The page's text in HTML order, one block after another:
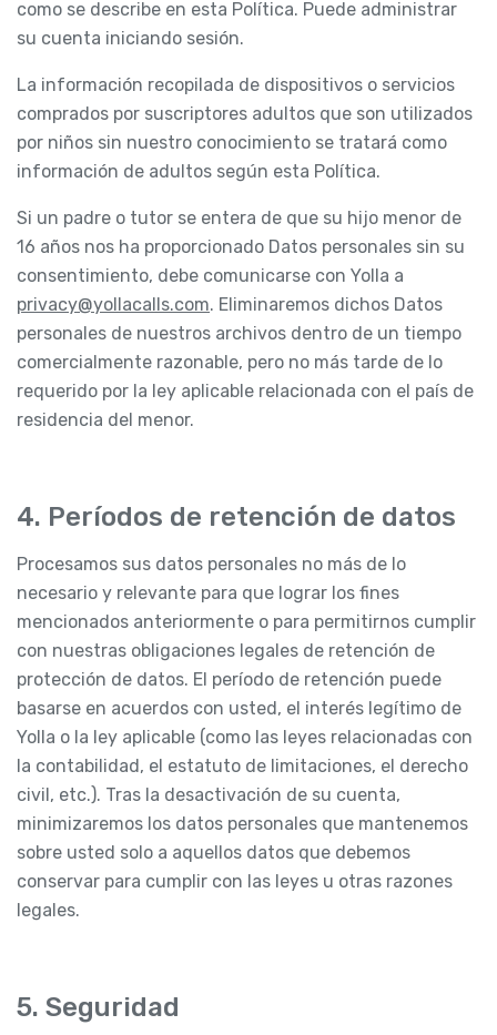
como se describe en esta Política. Puede administrar
su cuenta iniciando sesión.
La información recopilada de dispositivos o servicios
comprados por suscriptores adultos que son utilizados
por niños sin nuestro conocimiento se tratará como
información de adultos según esta Política.
Si un padre o tutor se entera de que su hijo menor de
16 años nos ha proporcionado Datos personales sin su
consentimiento, debe comunicarse con Yolla a
privacy@yollacalls.com. Eliminaremos dichos Datos
personales de nuestros archivos dentro de un tiempo
comercialmente razonable, pero no más tarde de lo
requerido por la ley aplicable relacionada con el país de
residencia del menor.
4. Períodos de retención de datos
Procesamos sus datos personales no más de lo
necesario y relevante para que lograr los fines
mencionados anteriormente o para permitirnos cumplir
con nuestras obligaciones legales de retención de
protección de datos. El período de retención puede
basarse en acuerdos con usted, el interés legítimo de
Yolla o la ley aplicable (como las leyes relacionadas con
la contabilidad, el estatuto de limitaciones, el derecho
civil, etc.). Tras la desactivación de su cuenta,
minimizaremos los datos personales que mantenemos
sobre usted solo a aquellos datos que debemos
conservar para cumplir con las leyes u otras razones
legales.
5. Seguridad